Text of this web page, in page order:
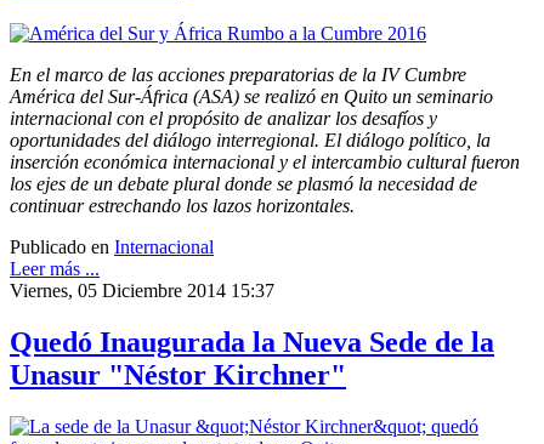
En el marco de las acciones preparatorias de la IV Cumbre
América del Sur-África (ASA) se realizó en Quito un seminario
internacional con el propósito de analizar los desafíos y
oportunidades del diálogo interregional. El diálogo político, la
inserción económica internacional y el intercambio cultural fueron
los ejes de un debate plural donde se plasmó la necesidad de
continuar estrechando los lazos horizontales.
Publicado en Internacional
Leer más ...
Viernes, 05 Diciembre 2014 15:37
Quedó Inaugurada la Nueva Sede de la
Unasur "Néstor Kirchner"